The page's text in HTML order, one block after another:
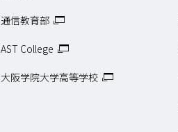
通信教育部
AST College
大阪学院大学高等学校